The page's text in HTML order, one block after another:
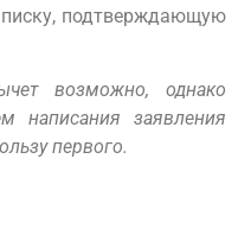
подтверждающую
возможно, однако
написания заявления
первого.